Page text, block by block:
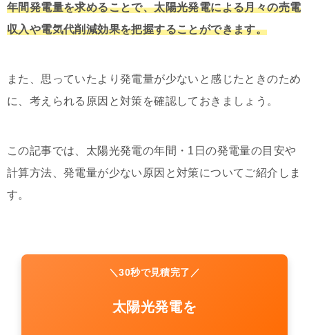
年間発電量を求めることで、太陽光発電による月々の売電
収入や電気代削減効果を把握することができます。
また、 思っていたより発電量が少ないと感じたときのため
に、考えられる原因と対策を確認しておきましょう。
この記事では、太陽光発電の年間・1日の発電量の目安や
計算方法、発電量が少ない原因と対策についてご紹介しま
す。
＼30秒で見積完了／
太陽光発電を